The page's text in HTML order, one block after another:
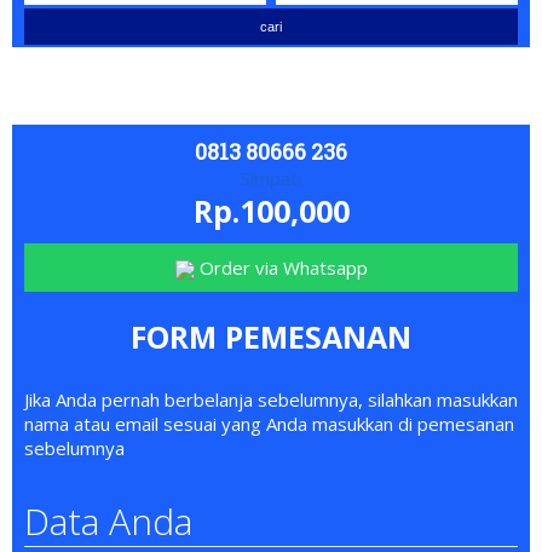
0813 80666 236
Simpati
Rp.100,000
Order via Whatsapp
FORM PEMESANAN
Jika Anda pernah berbelanja sebelumnya, silahkan masukkan
nama atau email sesuai yang Anda masukkan di pemesanan
sebelumnya
Data Anda